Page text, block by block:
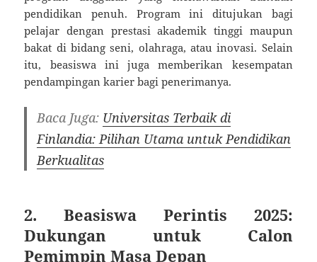
pendidikan penuh. Program ini ditujukan bagi
pelajar dengan prestasi akademik tinggi maupun
bakat di bidang seni, olahraga, atau inovasi. Selain
itu, beasiswa ini juga memberikan kesempatan
pendampingan karier bagi penerimanya.
Baca Juga: Universitas Terbaik di
Finlandia: Pilihan Utama untuk Pendidikan
Berkualitas
2. Beasiswa Perintis 2025:
Dukungan untuk Calon
Pemimpin Masa Depan